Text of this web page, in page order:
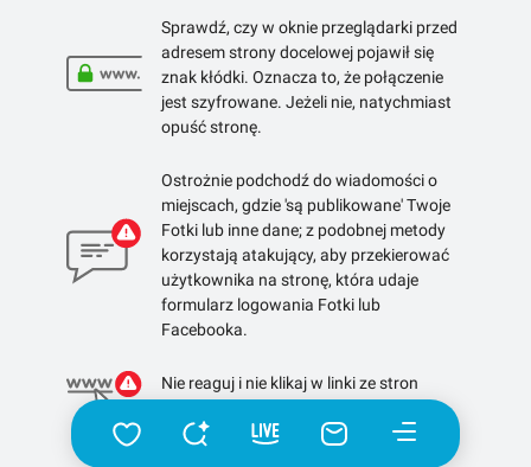
Sprawdź, czy w oknie przeglądarki przed
adresem strony docelowej pojawił się
znak kłódki. Oznacza to, że połączenie
jest szyfrowane. Jeżeli nie, natychmiast
opuść stronę.
Ostrożnie podchodź do wiadomości o
miejscach, gdzie 'są publikowane' Twoje
Fotki lub inne dane; z podobnej metody
korzystają atakujący, aby przekierować
użytkownika na stronę, która udaje
formularz logowania Fotki lub
Facebooka.
Nie reaguj i nie klikaj w linki ze stron